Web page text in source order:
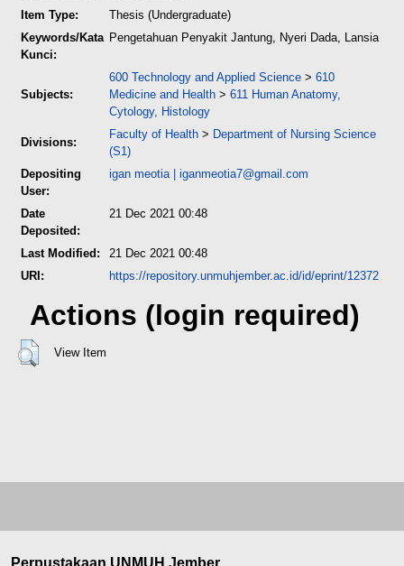
Item Type:
Thesis (Undergraduate)
Keywords/Kata
Kunci:
Pengetahuan Penyakit Jantung, Nyeri Dada, Lansia
Subjects:
600 Technology and Applied Science > 610
Medicine and Health > 611 Human Anatomy,
Cytology, Histology
Divisions:
Faculty of Health > Department of Nursing Science
(S1)
Depositing
User:
igan meotia | iganmeotia7@gmail.com
Date
Deposited:
21 Dec 2021 00:48
Last Modified:
21 Dec 2021 00:48
URI:
https://repository.unmuhjember.ac.id/id/eprint/12372
Actions (login required)
View Item
Perpustakaan UNMUH Jember